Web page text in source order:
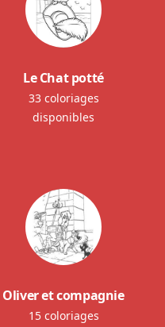
Le Chat potté
33 coloriages
disponibles
Oliver et compagnie
15 coloriages